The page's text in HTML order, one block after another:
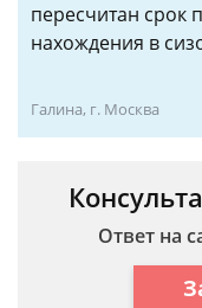
пересчитан срок
нахождения в
Галина, г. Москва
Ответ на